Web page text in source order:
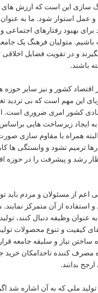
سازى این است که ارزش هاى
و عمل استوار شود. ما به عنوان
براى بهبود رفتارهاى اجتماعى
باشیم. متولیان فرهنگ یک
و در تقویت فضایل
باشند.
کشور و نیز سایر حوزه
این مهم است که بى تردید
کشور امرى ضرورى است.
به ایجاد زیرساخت هایى
همراه با مقاوم سازى صورت
ترمیم نشود و وابستگى ها
رشد و پیشرفت را در حوزه
اعم از مسئولان و مردم باید
و استفاده از آن متمرکز نمایند.
عنوان وظیفه دنبال کنند،
کیفیت و تنوع محصولات
ساختن نیاز و سلیقه جامعه
مصرف کننده تاحدامکان خرید
بدانند.
ملى که به آن اشاره شد